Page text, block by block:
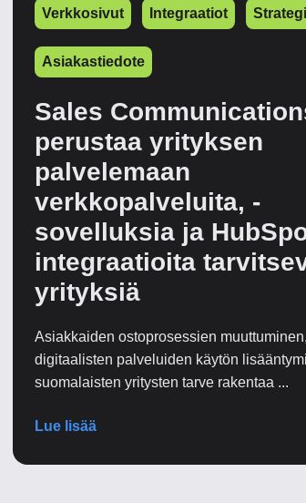
Verkkosivut Integraatiot
Asiakastiedote
Sales
perustaa yrityksen
palvelemaan
verkkopalveluita, -
sovelluksia ja
integraatioita
yrityksiä
Asiakkaiden ostoprosessien muuttuminen,
digitaalisten palveluiden käytön
suomalaisten yritysten tarve rakentaa ...
Lue lisää